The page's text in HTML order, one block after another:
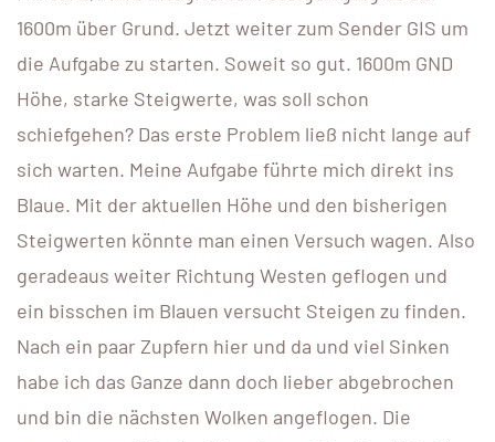
1600m über Grund. Jetzt weiter zum Sender GIS um
die Aufgabe zu starten. Soweit so gut. 1600m GND
Höhe, starke Steigwerte, was soll schon
schiefgehen? Das erste Problem ließ nicht lange auf
sich warten. Meine Aufgabe führte mich direkt ins
Blaue. Mit der aktuellen Höhe und den bisherigen
Steigwerten könnte man einen Versuch wagen. Also
geradeaus weiter Richtung Westen geflogen und
ein bisschen im Blauen versucht Steigen zu finden.
Nach ein paar Zupfern hier und da und viel Sinken
habe ich das Ganze dann doch lieber abgebrochen
und bin die nächsten Wolken angeflogen. Die